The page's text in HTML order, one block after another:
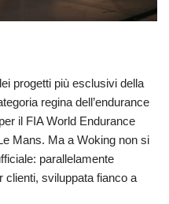
progetti più esclusivi della
regina dell’endurance
il FIA World Endurance
Mans. Ma a Woking non si
parallelamente
clienti, sviluppata fianco a